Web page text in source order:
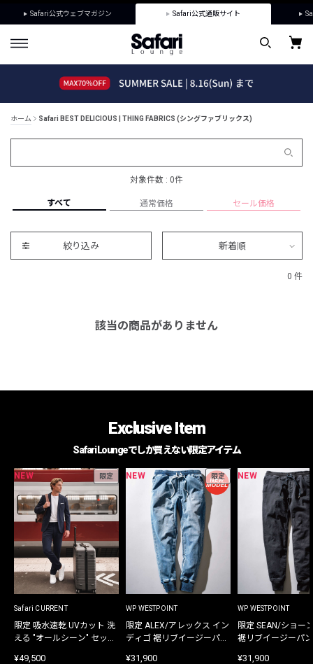
Safari公式ウェブマガジン Safari公式通販サイト
ホーム Safari BEST DELICIOUS | THING FABRICS (シングファブリックス)
対象件数 : 0件
すべて 通常価格 セール価格
絞り込み 新着順
0 件
該当の商品がありません
Exclusive Item
Safari Loungeでしか買えない限定アイテム
NEW 限定
Safari CURRENT
限定 吸水速乾 UVカット 洗
える "オールシーン" セット
¥49,500
NEW 限定
WP WESTPOINT
限定 ALEX/アレックス イン
ディゴ 裾リブイージーパン
¥31,900
NEW
WP WESTPOINT
限定 SEAN/ショー
裾リブイージーパ
¥31,900